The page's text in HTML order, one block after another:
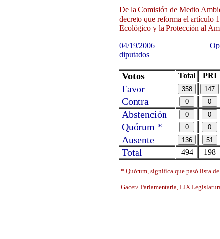
De la Comisión de Medio
decreto que reforma el artículo
Ecológico y la Protección al
04/19/2006 Oprima
diputados
Votos Total PRI
Favor
Contra
Abstención
Quórum *
Ausente
Total
494 198
* Quórum, significa que pasó lista
Gaceta Parlamentaria, LIX